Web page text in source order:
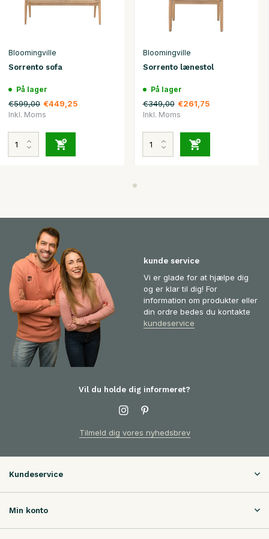
Bloomingville
Sorrento sofa
På lager
€599,00 €449,25
Inkl. Moms
Bloomingville
Sorrento lænestol
På lager
€349,00 €261,75
Inkl. Moms
kunde service
Vi er glade for at hjælpe dig
og er klar til dig! For
information om produkter eller
din ordre bedes du kontakte
kundeservice
Vil du holde dig informeret?
Tilmeld dig vores nyhedsbrev
Kundeservice
Min konto